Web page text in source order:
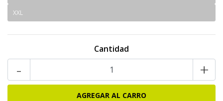
XXL
Cantidad
- +